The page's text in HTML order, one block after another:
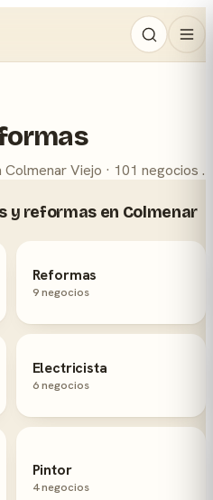
Viejo · 101 negocios .
y reformas en Colmenar
Reformas
9 negocios
Electricista
6 negocios
Pintor
4 negocios